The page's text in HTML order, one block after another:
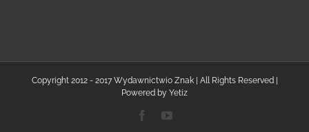
Copyright 2012 - 2017 Wydawnictwio Znak | All Rights Reserved |
Powered by Yetiz
FacebookYouTube